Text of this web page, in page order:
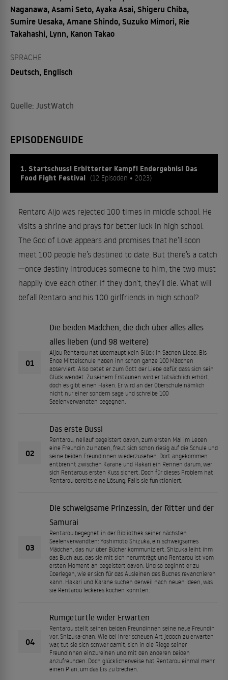
Naganawa, Asami Seto, Ayaka Asai, Shigeru Chiba,
Sumire Uesaka, Amane Shindo, Suzuko Mimori, Rie
Takahashi, Lynn, Kanon Takao
SPRACHE
Deutsch, Englisch
Quelle: JustWatch
EPISODENGUIDE
1. Startschuss! Erbitterter Kampf! Endergebnis! Das
Food Fight Festival (12 Episoden • 2023)
Rentaro Aijo was rejected 100 times in middle school. He
visits a shrine and prays for better luck in high school.
The God of Love appears and promises that he’ll soon
meet 100 people he’s destined to date. But there’s a catch
—once destiny introduces someone to him, the two must
happily love each other. If they don’t, they’ll die. What will
befall Rentaro and his 100 girlfriends in high school?
01
Die beiden Mädchen, die dich über alles alles
alles lieben (und 98 weitere)
Aijou Rentarou hat überhaupt kein Glück in Sachen Liebe. Bis
Ende Mittelschule haben ihn schon ganze 100 Mädchen
abserviert. Also betet er zum Gott der Liebe dafür, dass sich sein
Glück wendet. Zu seinem Erstaunen wird er tatsächlich erhört,
doch es gibt einen Haken. Er wird an der Oberschule nämlich
nicht nur einer sondern sage und schreibe 100
Seelenverwandten begegnen.
02
Das erste Bussi
Rentarou, hellauf begeistert davon, zum ersten Mal im Leben
eine Freundin zu haben, freut sich schon riesig auf die Schule und
seine beiden Freundinnen wiederzusehen. Dort angekommen
entbrennt zwischen Karane und Hakari ein Rennen darum, wer
sich Rentarous ersten Kuss sichert. Doch für dieses Problem hat
Rentarou bereits eine Lösung. Falls sie funktioniert.
03
Die schweigsame Prinzessin, der Ritter und der
Samurai
Rentarou begegnet in der Bibliothek seiner nächsten
Seelenverwandten: Yoshimoto Shizuka, ein schweigsames
Mädchen, das nur über Bücher kommuniziert. Shizuka leiht ihm
das Buch aus, das sie mit sich herumträgt und Rentarou ist vom
ersten Moment an begeistert davon. Und so beginnt er zu
überlegen, wie er sich für das Ausleihen des Buches revanchieren
kann. Hakari und Karane suchen derweil nach neuen Ideen, was
sie Rentarou leckeres kochen könnten.
04
Rumgeturtle wider Erwarten
Rentarou stellt seinen beiden Freundinnen seine neue Freundin
vor: Shizuka-chan. Wie bei ihrer scheuen Art jedoch zu erwarten
war, tut sie sich schwer damit, sich in die Riege seiner
Freundinnen einzureihen und mit den anderen beiden
anzufreunden. Doch glücklicherweise hat Rentarou einmal mehr
einen Plan, um das Eis zu brechen.